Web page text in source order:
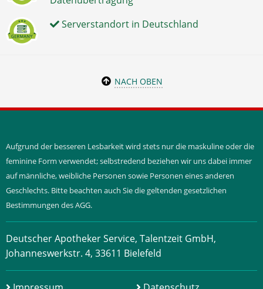
Serverstandort in Deutschland
NACH OBEN
Aufgrund der besseren Lesbarkeit wird stets nur die maskuline oder die
feminine Form verwendet; selbstredend beziehen wir uns dabei immer
auf männliche, weibliche Personen sowie Personen eines anderen
Geschlechts. Bitte beachten auch Sie die geltenden gesetzlichen
Bestimmungen des AGG.
Deutscher Apotheker Service, Talentzeit GmbH,
Johanneswerkstr. 4, 33611 Bielefeld